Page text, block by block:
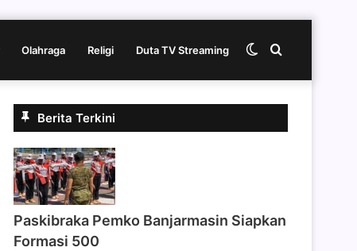
Olahraga Religi Duta TV Streaming Cari
Switch
Berita Terkini
Paskibraka Pemko Banjarmasin Siapkan
Formasi 500